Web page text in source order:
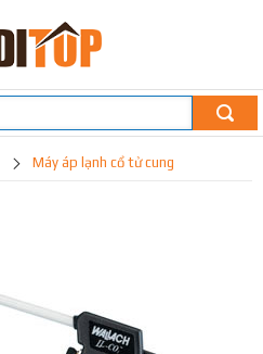
máy áp lạnh cổ tử cung